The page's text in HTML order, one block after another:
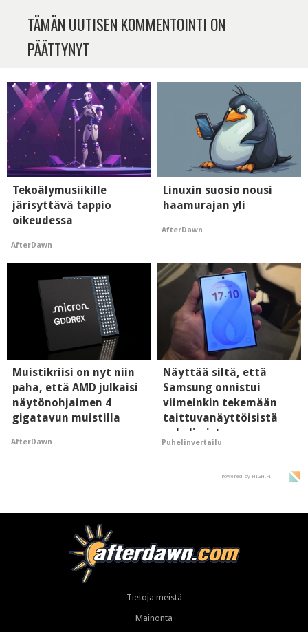
TÄMÄN UUTISEN KOMMENTOINTI ON
PÄÄTTYNYT
Tekoälymusiikille
järisyttävä tappio
oikeudessa
AfterDawn
Linuxin suosio nousi
haamurajan yli
AfterDawn
Muistikriisi on nyt niin
paha, että AMD julkaisi
näytönohjaimen 4
gigatavun muistilla
AfterDawn
Näyttää siltä, että
Samsung onnistui
viimeinkin tekemään
taittuvanäyttöisistä
puhelimista
supersuosittuja
Puhelinvertailu
Powered by HIGH.FI
Tietoja meistä
Mainonta